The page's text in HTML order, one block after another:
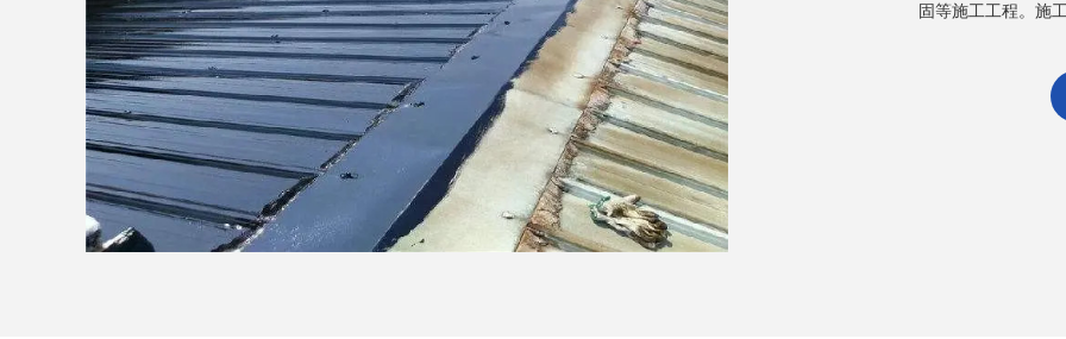
固等施工工程。施